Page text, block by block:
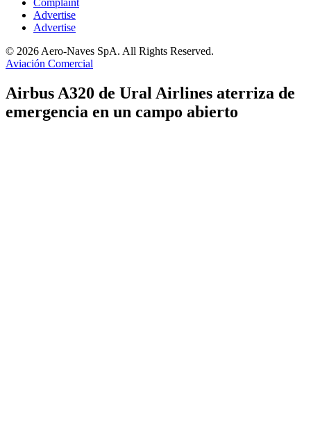
Complaint
Advertise
Advertise
© 2026 Aero-Naves SpA. All Rights Reserved.
Aviación Comercial
Airbus A320 de Ural Airlines aterriza de
emergencia en un campo abierto